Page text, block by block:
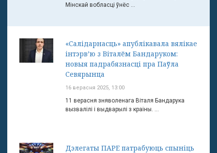
Мінскай вобласці ўнёс ...
«Салідарнасць» апублікавала вялікае
інтэрв’ю з Віталём Бандаруком:
новыя падрабязнасці пра Паўла
Севярынца
16 верасня 2025, 13:00
11 верасня зняволенага Віталя Бандарука
вызвалілі і выдварылі з краіны. ...
Дэлегаты ПАРЕ патрабуюць спыніць